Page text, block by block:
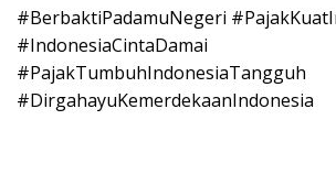
#BerbaktiPadamuNegeri
#IndonesiaCintaDamai
#PajakTumbuhIndonesiaTangguh
#DirgahayuKemerdekaanIndonesia